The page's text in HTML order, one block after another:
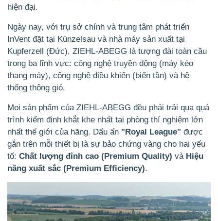
hiện đại.
Ngày nay, với trụ sở chính và trung tâm phát triển
InVent đặt tại Künzelsau và nhà máy sản xuất tại
Kupferzell (Đức), ZIEHL-ABEGG là tượng đài toàn cầu
trong ba lĩnh vực: công nghệ truyền động (máy kéo
thang máy), công nghệ điều khiển (biến tần) và hệ
thống thông gió.
Mọi sản phẩm của ZIEHL-ABEGG đều phải trải qua quá
trình kiểm định khắt khe nhất tại phòng thí nghiệm lớn
nhất thế giới của hãng. Dấu ấn "Royal League" được
gắn trên mỗi thiết bị là sự bảo chứng vàng cho hai yếu
tố: Chất lượng đỉnh cao (Premium Quality) và Hiệu
năng xuất sắc (Premium Efficiency).